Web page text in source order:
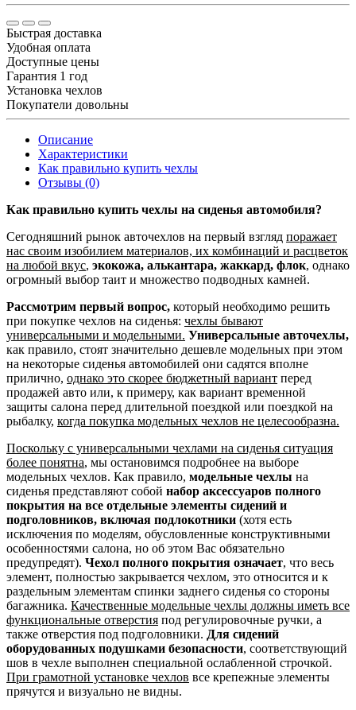
Быстрая доставка
Удобная оплата
Доступные цены
Гарантия 1 год
Установка чехлов
Покупатели довольны
Описание
Характеристики
Как правильно купить чехлы
Отзывы (0)
Как правильно купить чехлы на сиденья автомобиля?
Сегодняшний рынок авточехлов на первый взгляд поражает
нас своим изобилием материалов, их комбинаций и расцветок
на любой вкус, экокожа, алькантара, жаккард, флок, однако
огромный выбор таит и множество подводных камней.
Рассмотрим первый вопрос, который необходимо решить
при покупке чехлов на сиденья: чехлы бывают
универсальными и модельными. Универсальные авточехлы,
как правило, стоят значительно дешевле модельных при этом
на некоторые сиденья автомобилей они садятся вполне
прилично, однако это скорее бюджетный вариант перед
продажей авто или, к примеру, как вариант временной
защиты салона перед длительной поездкой или поездкой на
рыбалку, когда покупка модельных чехлов не целесообразна.
Поскольку с универсальными чехлами на сиденья ситуация
более понятна, мы остановимся подробнее на выборе
модельных чехлов. Как правило, модельные чехлы на
сиденья представляют собой набор аксессуаров полного
покрытия на все отдельные элементы сидений и
подголовников, включая подлокотники (хотя есть
исключения по моделям, обусловленные конструктивными
особенностями салона, но об этом Вас обязательно
предупредят). Чехол полного покрытия означает, что весь
элемент, полностью закрывается чехлом, это относится и к
раздельным элементам спинки заднего сиденья со стороны
багажника. Качественные модельные чехлы должны иметь все
функциональные отверстия под регулировочные ручки, а
также отверстия под подголовники. Для сидений
оборудованных подушками безопасности, соответствующий
шов в чехле выполнен специальной ослабленной строчкой.
При грамотной установке чехлов все крепежные элементы
прячутся и визуально не видны.